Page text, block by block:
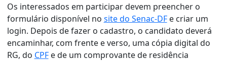
Os interessados em participar devem preencher o
formulário disponível no site do Senac-DFe criar um
login. Depois de fazer o cadastro, o candidato deverá
encaminhar, com frente e verso, uma cópia digital do
RG, do CPFe de um comprovante de residência